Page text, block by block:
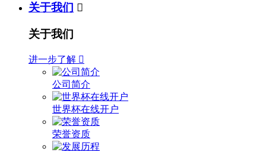
关于我们 
关于我们
进一步了解 
公司简介
世界杯在线开户
荣誉资质